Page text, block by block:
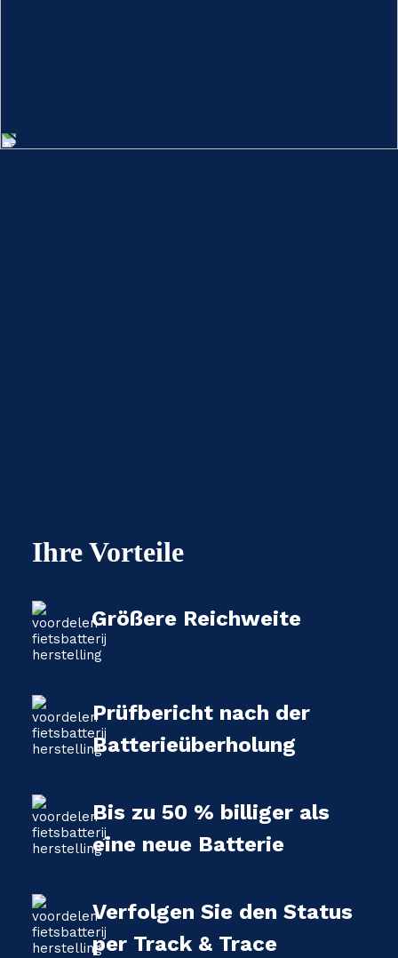
Ihre Vorteile
Größere Reichweite
Prüfbericht nach der
Batterieüberholung
Bis zu 50 % billiger als
eine neue Batterie
Verfolgen Sie den Status
per Track & Trace